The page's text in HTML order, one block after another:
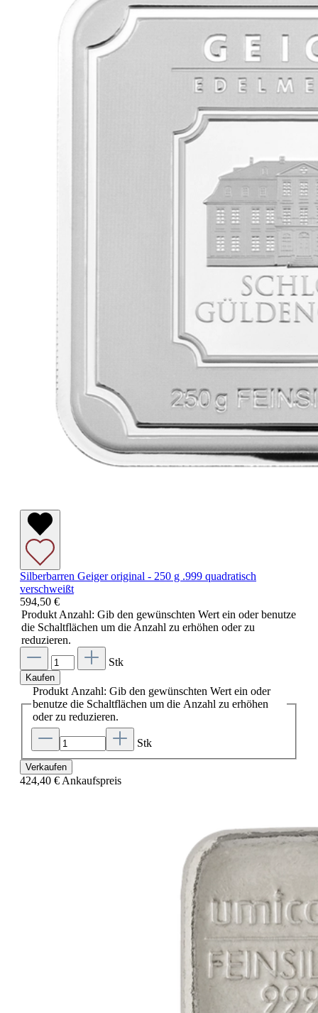
Silberbarren Geiger original - 250 g .999 quadratisch
verschweißt
594,50 €
Produkt Anzahl: Gib den gewünschten Wert ein oder benutze
die Schaltflächen um die Anzahl zu erhöhen oder zu
reduzieren.
Stk
Kaufen
Produkt Anzahl: Gib den gewünschten Wert ein oder
benutze die Schaltflächen um die Anzahl zu erhöhen
oder zu reduzieren.
Stk
Verkaufen
424,40 € Ankaufspreis